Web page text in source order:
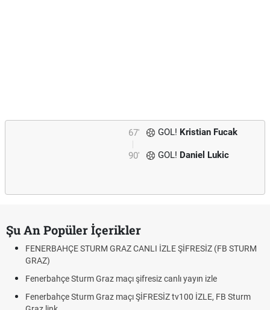
67' GOL! Kristian Fucak
90' GOL! Daniel Lukic
Şu An Popüler İçerikler
FENERBAHÇE STURM GRAZ CANLI İZLE ŞİFRESİZ (FB STURM
GRAZ)
Fenerbahçe Sturm Graz maçı şifresiz canlı yayın izle
Fenerbahçe Sturm Graz maçı ŞİFRESİZ tv100 İZLE, FB Sturm